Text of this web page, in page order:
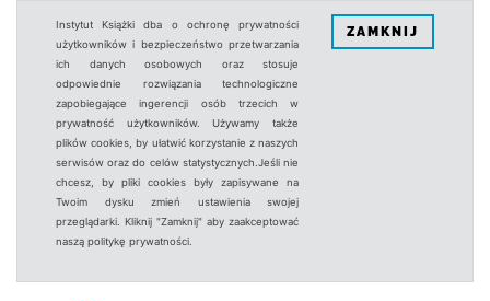
Instytut Książki dba o ochronę prywatności
użytkowników i bezpieczeństwo przetwarzania
ich danych osobowych oraz stosuje
odpowiednie rozwiązania technologiczne
zapobiegające ingerencji osób trzecich w
prywatność użytkowników. Używamy także
plików cookies, by ułatwić korzystanie z naszych
serwisów oraz do celów statystycznych.Jeśli nie
chcesz, by pliki cookies były zapisywane na
Twoim dysku zmień ustawienia swojej
przeglądarki. Kliknij "Zamknij" aby zaakceptować
naszą politykę prywatności.
ZAMKNIJ